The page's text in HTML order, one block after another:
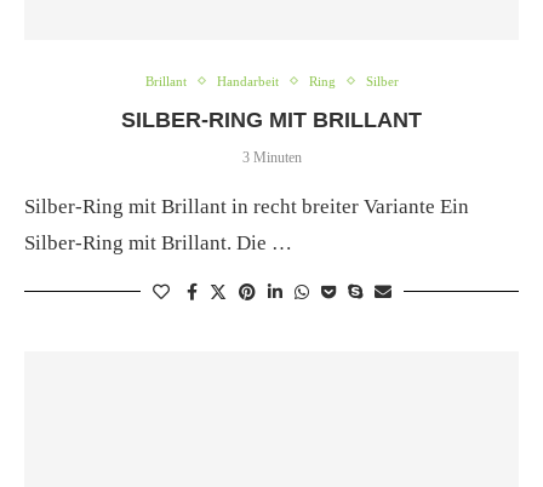
Brillant Handarbeit Ring Silber
SILBER-RING MIT BRILLANT
3 Minuten
Silber-Ring mit Brillant in recht breiter Variante Ein
Silber-Ring mit Brillant. Die …